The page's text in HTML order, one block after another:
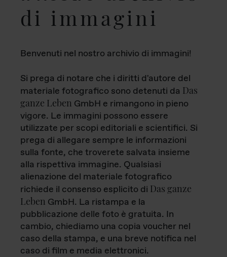
di immagini
Benvenuti nel nostro archivio di immagini!
Si prega di notare che i diritti d'autore del
materiale fotografico sono detenuti da Das
ganze Leben GmbH e rimangono in pieno
vigore. Le immagini possono essere
utilizzate per scopi editoriali e scientifici. Si
prega di allegare sempre le informazioni
sulla fonte, che troverete salvata insieme
alla rispettiva immagine. Qualsiasi
alienazione del materiale fotografico
richiede il consenso esplicito di Das ganze
Leben GmbH. La ristampa e la
pubblicazione delle foto è gratuita. In
cambio, chiediamo una copia voucher nel
caso della stampa, e una breve notifica nel
caso di film e media elettronici.